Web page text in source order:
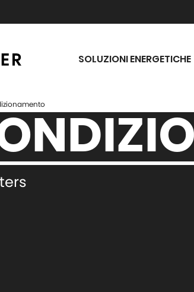
SOLUZIONI ENERGETICHE